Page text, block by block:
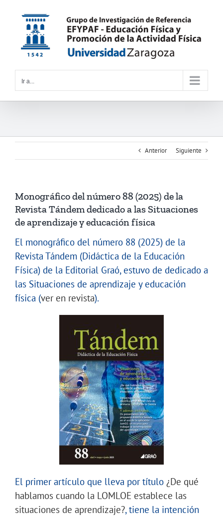
contenido
Ir a...
Anterior Siguiente
Monográfico del número 88 (2025) de la
Revista Tándem dedicado a las Situaciones
de aprendizaje y educación física
El monográfico del número 88 (2025) de la
Revista Tándem (Didáctica de la Educación
Física) de la Editorial Graó, estuvo de dedicado a
las Situaciones de aprendizaje y educación
física (ver en revista).
El primer artículo que lleva por título ¿De qué
hablamos cuando la LOMLOE establece las
situaciones de aprendizaje?, tiene la intención